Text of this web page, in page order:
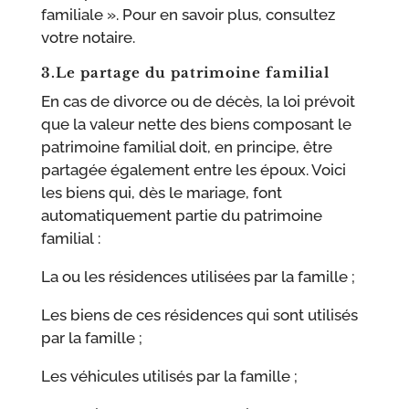
familiale ». Pour en savoir plus, consultez
votre notaire.
3.Le partage du patrimoine familial
En cas de divorce ou de décès, la loi prévoit
que la valeur nette des biens composant le
patrimoine familial doit, en principe, être
partagée également entre les époux. Voici
les biens qui, dès le mariage, font
automatiquement partie du patrimoine
familial :
La ou les résidences utilisées par la famille ;
Les biens de ces résidences qui sont utilisés
par la famille ;
Les véhicules utilisés par la famille ;